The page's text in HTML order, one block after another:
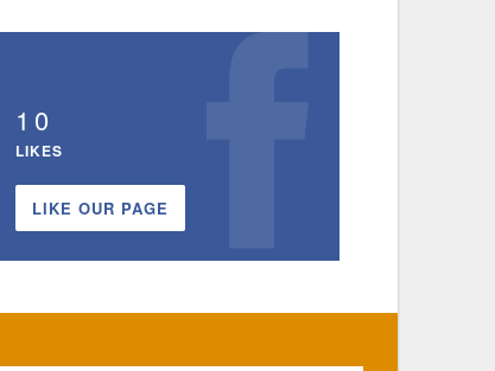
10
LIKES
LIKE OUR PAGE